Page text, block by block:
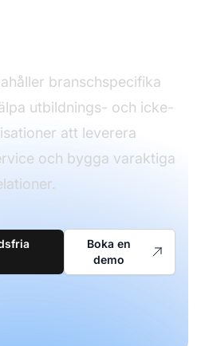
branschspecifika
utbildnings- och icke-
att leverera
och bygga varaktiga
Boka en
demo